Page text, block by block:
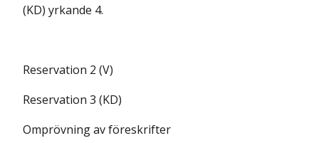
(KD) yrkande 4.
Reservation 2 (V)
Reservation 3 (KD)
Omprövning av föreskrifter